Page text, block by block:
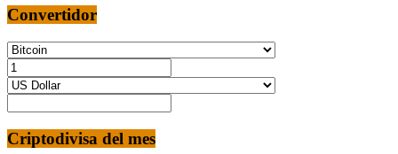
Convertidor
Criptodivisa del mes